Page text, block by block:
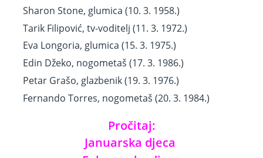
Sharon Stone, glumica (10. 3. 1958.)
Tarik Filipović, tv-voditelj (11. 3. 1972.)
Eva Longoria, glumica (15. 3. 1975.)
Edin Džeko, nogometaš (17. 3. 1986.)
Petar Grašo, glazbenik (19. 3. 1976.)
Fernando Torres, nogometaš (20. 3. 1984.)
Pročitaj:
Januarska djeca